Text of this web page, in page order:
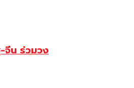
จีน ร่วมวง